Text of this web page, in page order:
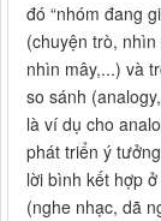
đó “nhóm đang
(chuyện trò,
nhìn mây,...) và
so sánh
là ví dụ cho
phát triển ý
lời bình kết hợp
(nghe nhạc, dã